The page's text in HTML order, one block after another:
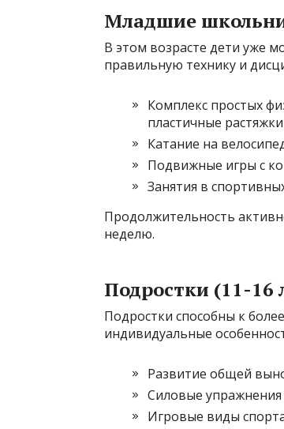
Младшие
В этом возрасте дети уже
правильную технику и
Комплекс простых
пластичные растяжки
Катание на
Подвижные игры с
Занятия в
Продолжительность
неделю.
Подростки (11-16
Подростки способны к
индивидуальные
Развитие общей
Силовые упражнения
Игровые виды